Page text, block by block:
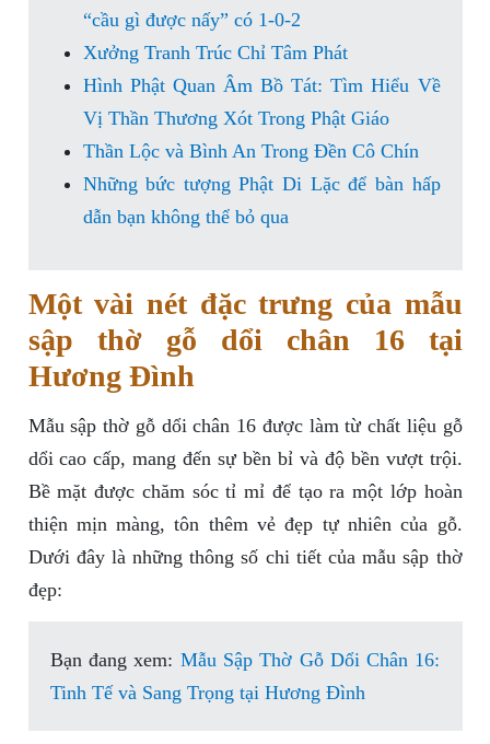
“cầu gì được nấy” có 1-0-2
Xưởng Tranh Trúc Chỉ Tâm Phát
Hình Phật Quan Âm Bồ Tát: Tìm Hiểu Về
Vị Thần Thương Xót Trong Phật Giáo
Thần Lộc và Bình An Trong Đền Cô Chín
Những bức tượng Phật Di Lặc để bàn hấp
dẫn bạn không thể bỏ qua
Một vài nét đặc trưng của mẫu
sập thờ gỗ dổi chân 16 tại
Hương Đình
Mẫu sập thờ gỗ dổi chân 16 được làm từ chất liệu gỗ
dổi cao cấp, mang đến sự bền bỉ và độ bền vượt trội.
Bề mặt được chăm sóc tỉ mỉ để tạo ra một lớp hoàn
thiện mịn màng, tôn thêm vẻ đẹp tự nhiên của gỗ.
Dưới đây là những thông số chi tiết của mẫu sập thờ
đẹp:
Bạn đang xem: Mẫu Sập Thờ Gỗ Dổi Chân 16:
Tinh Tế và Sang Trọng tại Hương Đình